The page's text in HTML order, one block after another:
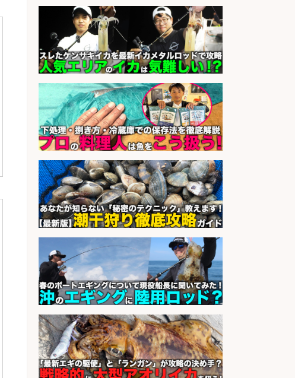
sponsored by 求人ボックス
販売スタッフ/週払いOK!札幌市厚別
区のスーパーで鮮魚のパック詰め・
ラベル貼り・品出し/交通費支給/未
経験歓迎/マイカー通勤OK/魚好き歓
迎
会社名 株式会社シグマスタッフ
sponsored by 求人ボックス
販売スタッフ/「札幌市厚別区」週
払いOK!札幌市厚別区のスーパーで
鮮魚のパック詰め・ラベル貼り・品
出し/マイカー通勤OK/魚好き歓迎/
交通費支給/未経験歓迎
株式会社シグマスタッフ
sponsored by 求人ボックス
さらに求人情報を見る